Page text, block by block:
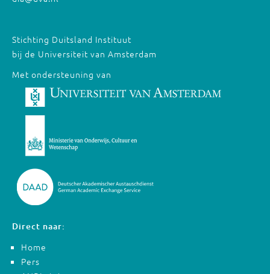
Stichting Duitsland Instituut
bij de Universiteit van Amsterdam
Met ondersteuning van
Direct naar:
Home
Pers